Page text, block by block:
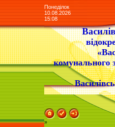
Понеділок
10.08.2026
15:08
комунального
»